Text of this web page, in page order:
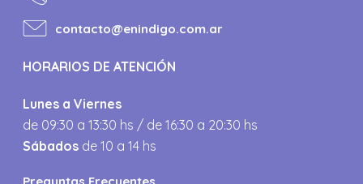
contacto@enindigo.com.ar
HORARIOS DE ATENCIÓN
Lunes a Viernes
de 09:30 a 13:30 hs / de 16:30 a 20:30 hs
Sábados de 10 a 14 hs